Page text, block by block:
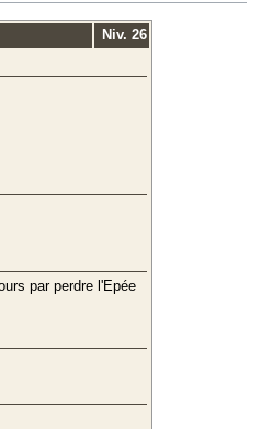
Niv. 26
par perdre l'Epée